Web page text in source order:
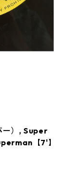
）, Super
【7'】